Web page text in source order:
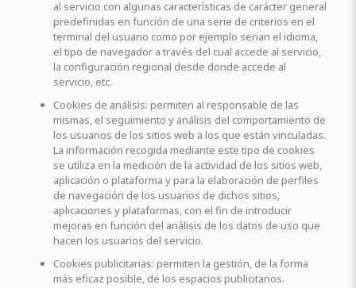
al servicio con algunas características de carácter general
predefinidas en función de una serie de criterios en el
terminal del usuario como por ejemplo serian el idioma,
el tipo de navegador a través del cual accede al servicio,
la configuración regional desde donde accede al
servicio, etc.
Cookies de análisis: permiten al responsable de las
mismas, el seguimiento y análisis del comportamiento de
los usuarios de los sitios web a los que están vinculadas.
La información recogida mediante este tipo de cookies
se utiliza en la medición de la actividad de los sitios web,
aplicación o plataforma y para la elaboración de perfiles
de navegación de los usuarios de dichos sitios,
aplicaciones y plataformas, con el fin de introducir
mejoras en función del análisis de los datos de uso que
hacen los usuarios del servicio.
Cookies publicitarias: permiten la gestión, de la forma
más eficaz posible, de los espacios publicitarios.